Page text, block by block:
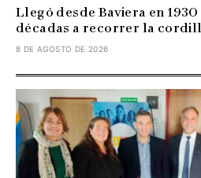
Llegó desde Baviera en
décadas a recorrer la
8 DE AGOSTO DE 2026